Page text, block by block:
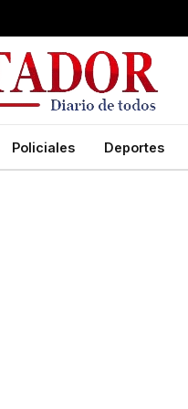
Policiales Deportes